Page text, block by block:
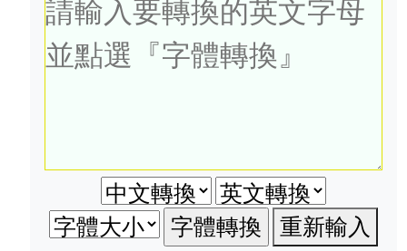
重新輸入